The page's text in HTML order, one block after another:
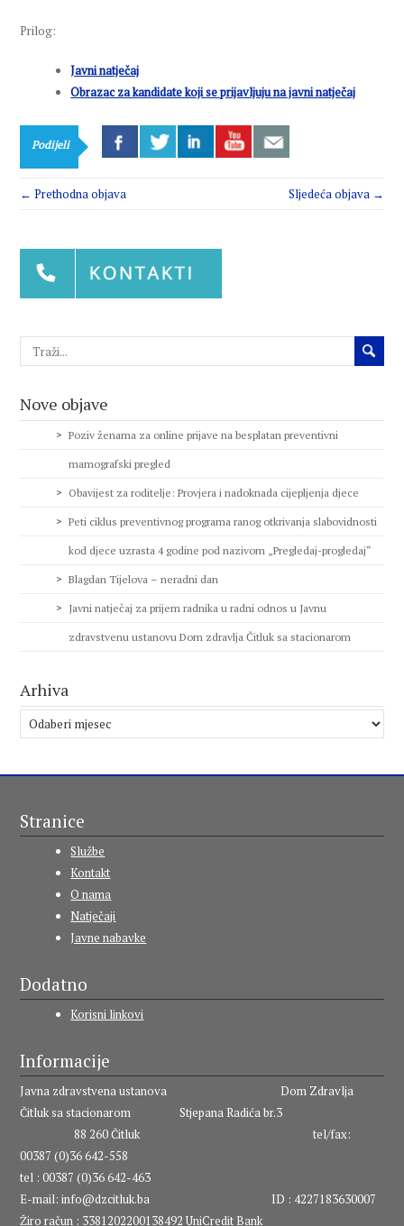
Prilog:
Javni natječaj
Obrazac za kandidate koji se prijavljuju na javni natječaj
Podijeli
← Prethodna objava Sljedeća objava →
Nove objave
Poziv ženama za online prijave na besplatan preventivni
mamografski pregled
Obavijest za roditelje: Provjera i nadoknada cijepljenja djece
Peti ciklus preventivnog programa ranog otkrivanja slabovidnosti
kod djece uzrasta 4 godine pod nazivom „Pregledaj-progledaj“
Blagdan Tijelova – neradni dan
Javni natječaj za prijem radnika u radni odnos u Javnu
zdravstvenu ustanovu Dom zdravlja Čitluk sa stacionarom
Arhiva
Arhiva
Stranice
Službe
Kontakt
O nama
Natječaji
Javne nabavke
Dodatno
Korisni linkovi
Informacije
Javna zdravstvena ustanova Dom Zdravlja
Čitluk sa stacionarom Stjepana Radića br.3
88 260 Čitluk tel/fax:
00387 (0)36 642-558
tel : 00387 (0)36 642-463
E-mail:info@dzcitluk.ba ID : 4227183630007
Žiro račun : 3381202200138492 UniCredit Bank